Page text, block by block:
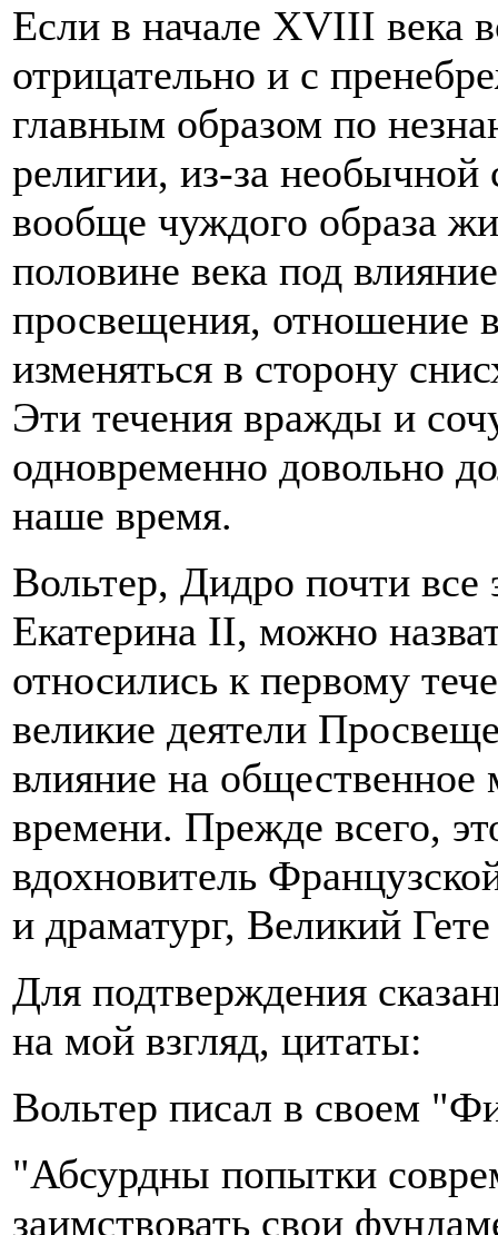
Если в начале XVIII века
отрицательно и с
главным образом по
религии, из-за
вообще чуждого образа
половине века под
просвещения, отношение
изменяться в сторону
Эти течения вражды и
одновременно довольно
наше время.
Вольтер, Дидро почти
Екатерина II, можно
относились к первому
великие деятели
влияние на общественное
времени. Прежде всего,
вдохновитель
и драматург, Великий
Для подтверждения
на мой взгляд, цитаты:
Вольтер писал в своем
"Абсурдны попытки
заимствовать свои